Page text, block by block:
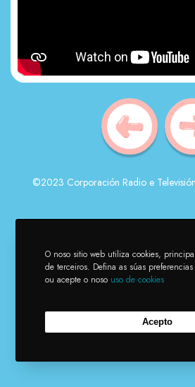
©2023 Corporación Radio e
O noso sitio web utiliza cookies,
de terceiros. Defina as súas
ou acepte o noso uso de cookies
Acepto